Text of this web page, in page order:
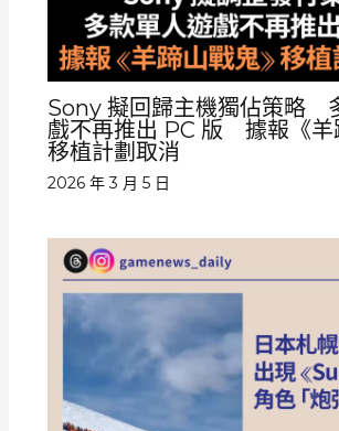
Sony 擬回歸主機獨佔策略
戲不再推出 PC 版 據報《羊
移植計劃取消
2026 年 3 月 5 日